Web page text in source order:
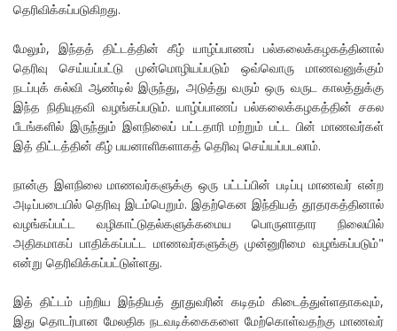
தெரிவிக்கப்படுகிறது.
மேலும், இந்தத் திட்டத்தின் கீழ் யாழ்ப்பாணப் பல்கலைக்கழகத்தினால்
தெரிவு செய்யப்பட்டு முன்மொழியப்படும் ஒவ்வொரு மாணவனுக்கும்
நடப்புக் கல்வி ஆண்டில் இருந்து, அடுத்து வரும் ஒரு வருட காலத்துக்கு
இந்த நிதியுதவி வழங்கப்படும். யாழ்ப்பாணப் பல்கலைக்கழகத்தின் சகல
பீடங்களில் இருந்தும் இளநிலைப் பட்டதாரி மற்றும் பட்ட பின் மாணவர்கள்
இத் திட்டத்தின் கீழ் பயனாளிகளாகத் தெரிவு செய்யப்படலாம்.
நான்கு இளநிலை மாணவர்களுக்கு ஒரு பட்டப்பின் படிப்பு மாணவர் என்ற
அடிப்படையில் தெரிவு இடம்பெறும். இதற்கென இந்தியத் தூதரகத்தினால்
வழங்கப்பட்ட வழிகாட்டுதல்களுக்கமைய பொருளாதார நிலையில்
அதிகமாகப் பாதிக்கப்பட்ட மாணவர்களுக்கு முன்னுரிமை வழங்கப்படும்"
என்று தெரிவிக்கப்பட்டுள்ளது.
இத் திட்டம் பற்றிய இந்தியத் தூதுவரின் கடிதம் கிடைத்துள்ளதாகவும்,
இது தொடர்பான மேலதிக நடவடிக்கைகளை மேற்கொள்வதற்கு மாணவர்